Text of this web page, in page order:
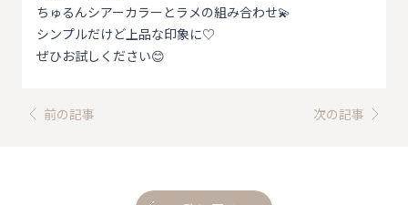
ちゅるんシアーカラーとラメの組み合わせ💫
シンプルだけど上品な印象に♡
ぜひお試しください😊
前の記事 次の記事